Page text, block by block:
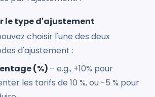
le type d'ajustement
choisir l'une des deux
d'ajustement :
(%) – e.g., +10% pour
les tarifs de 10 %, ou -5 % pour